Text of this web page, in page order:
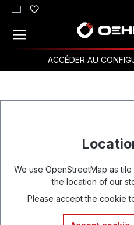
Passer au contenu principal
ACCÉDER AU
We use OpenStreetMap as
the location of our
Please accept the cookie